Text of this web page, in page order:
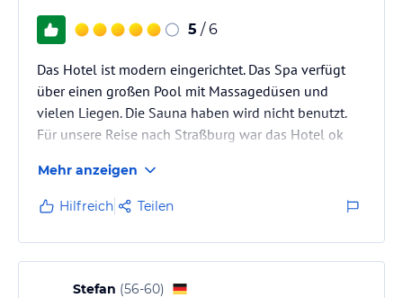
5 / 6
Das Hotel ist modern eingerichtet. Das Spa verfügt
über einen großen Pool mit Massagedüsen und
vielen Liegen. Die Sauna haben wird nicht benutzt.
Für unsere Reise nach Straßburg war das Hotel ok
Mehr anzeigen
Hilfreich Teilen
Stefan (56-60)